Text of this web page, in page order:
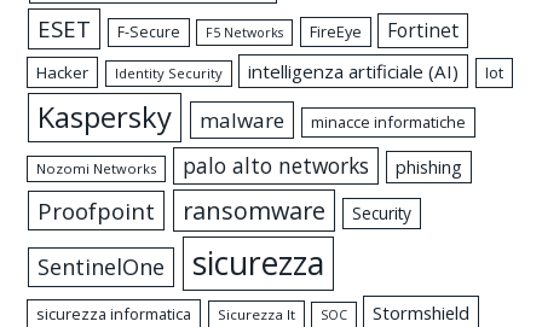
ESET F-Secure F5 Networks FireEye Fortinet
Hacker Identity Security intelligenza artificiale (AI) Iot
Kaspersky malware minacce informatiche
Nozomi Networks palo alto networks phishing
Proofpoint ransomware Security
SentinelOne sicurezza
sicurezza informatica Sicurezza It SOC Stormshield